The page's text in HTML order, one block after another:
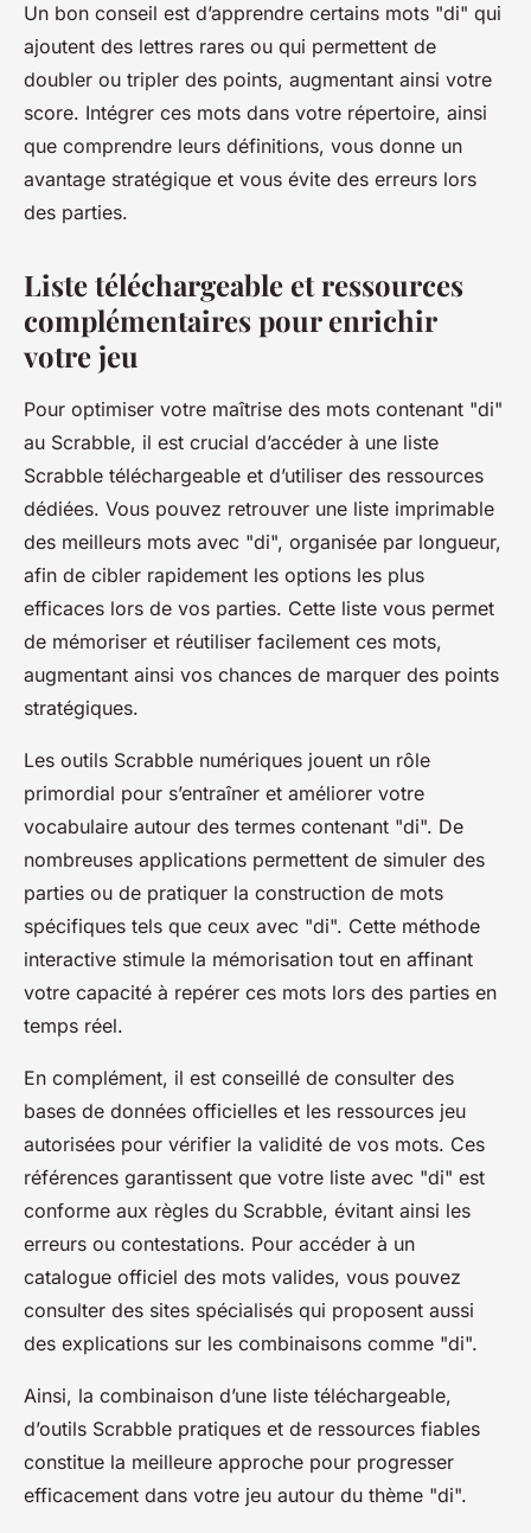
Un bon conseil est d’apprendre certains mots "di" qui
ajoutent des lettres rares ou qui permettent de
doubler ou tripler des points, augmentant ainsi votre
score. Intégrer ces mots dans votre répertoire, ainsi
que comprendre leurs définitions, vous donne un
avantage stratégique et vous évite des erreurs lors
des parties.
Liste téléchargeable et ressources
complémentaires pour enrichir
votre jeu
Pour optimiser votre maîtrise des mots contenant "di"
au Scrabble, il est crucial d’accéder à une liste
Scrabble téléchargeable et d’utiliser des ressources
dédiées. Vous pouvez retrouver une liste imprimable
des meilleurs mots avec "di", organisée par longueur,
afin de cibler rapidement les options les plus
efficaces lors de vos parties. Cette liste vous permet
de mémoriser et réutiliser facilement ces mots,
augmentant ainsi vos chances de marquer des points
stratégiques.
Les outils Scrabble numériques jouent un rôle
primordial pour s’entraîner et améliorer votre
vocabulaire autour des termes contenant "di". De
nombreuses applications permettent de simuler des
parties ou de pratiquer la construction de mots
spécifiques tels que ceux avec "di". Cette méthode
interactive stimule la mémorisation tout en affinant
votre capacité à repérer ces mots lors des parties en
temps réel.
En complément, il est conseillé de consulter des
bases de données officielles et les ressources jeu
autorisées pour vérifier la validité de vos mots. Ces
références garantissent que votre liste avec "di" est
conforme aux règles du Scrabble, évitant ainsi les
erreurs ou contestations. Pour accéder à un
catalogue officiel des mots valides, vous pouvez
consulter des sites spécialisés qui proposent aussi
des explications sur les combinaisons comme "di".
Ainsi, la combinaison d’une liste téléchargeable,
d’outils Scrabble pratiques et de ressources fiables
constitue la meilleure approche pour progresser
efficacement dans votre jeu autour du thème "di".